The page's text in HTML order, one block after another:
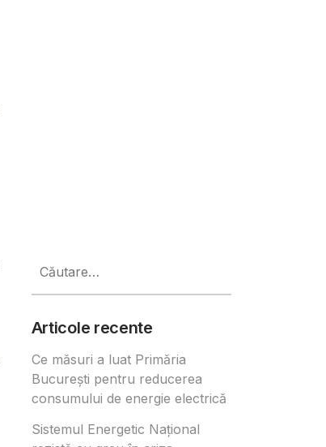
după:
Articole recente
Ce măsuri a luat Primăria
București pentru reducerea
consumului de energie electrică
Sistemul Energetic Național